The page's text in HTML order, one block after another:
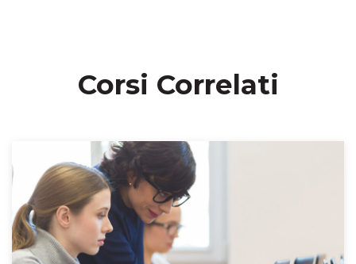
Corsi Correlati